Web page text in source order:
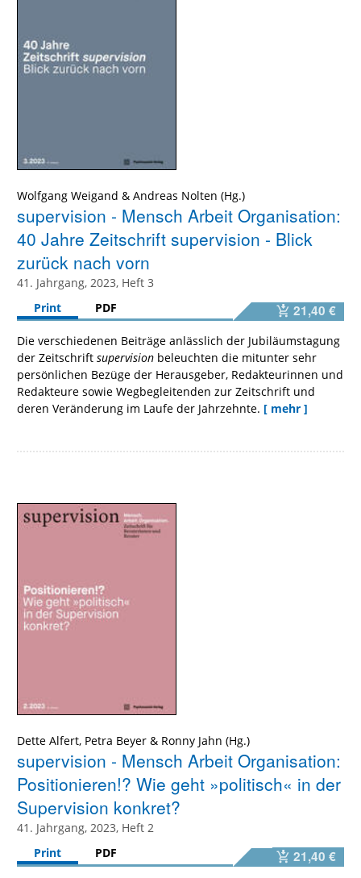
Wolfgang Weigand & Andreas Nolten
supervision - Mensch Arbeit Organisation:
40 Jahre Zeitschrift supervision - Blick
zurück nach vorn
41. Jahrgang, 2023, Heft 3
Print
PDF 21,40 €
Die verschiedenen Beiträge anlässlich der Jubiläumstagung
der Zeitschrift supervision beleuchten die mitunter sehr
persönlichen Bezüge der Herausgeber, Redakteurinnen und
Redakteure sowie Wegbegleitenden zur Zeitschrift und
deren Veränderung im Laufe der Jahrzehnte. [ mehr ]
Dette Alfert, Petra Beyer & Ronny Jahn
supervision - Mensch Arbeit Organisation:
Positionieren!? Wie geht »politisch« in der
Supervision konkret?
41. Jahrgang, 2023, Heft 2
Print
PDF 21,40 €